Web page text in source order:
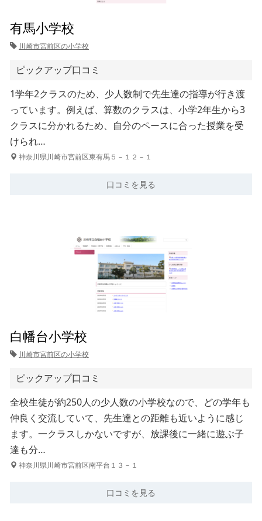
有馬小学校
川崎市宮前区の小学校
ピックアップ口コミ
1学年2クラスのため、少人数制で先生達の指導が行き渡
っています。例えば、算数のクラスは、小学2年生から3
クラスに分かれるため、自分のペースに合った授業を受
けられ…
神奈川県川崎市宮前区東有馬５－１２－１
口コミを見る
白幡台小学校
川崎市宮前区の小学校
ピックアップ口コミ
全校生徒が約250人の少人数の小学校なので、どの学年も
仲良く交流していて、先生達との距離も近いように感じ
ます。一クラスしかないですが、放課後に一緒に遊ぶ子
達も分…
神奈川県川崎市宮前区南平台１３－１
口コミを見る